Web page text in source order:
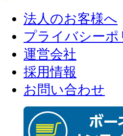
法人のお客様へ
プライバシーポ
運営会社
採用情報
お問い合わせ